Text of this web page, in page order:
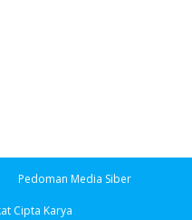
Pedoman Media Siber
Cipta Karya